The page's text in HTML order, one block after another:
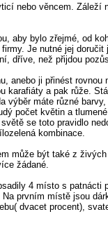
nebo věncem. Záleží
aby bylo zřejmé, od
Je nutné jej doručit
dříve, než přijdou
anebo ji přinést rovnou
karafiáty a pak růže.
výběr máte různé
počet květin a
se toto pravidlo
kombinace.
může být také z
žádané.
4 místo s patnácti
prvním místě jsou
dvacet procent),